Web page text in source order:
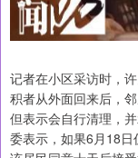
记者在小区采访时，
积者从外面回来后，
但表示会自行清理，
委表示，如果6月18日